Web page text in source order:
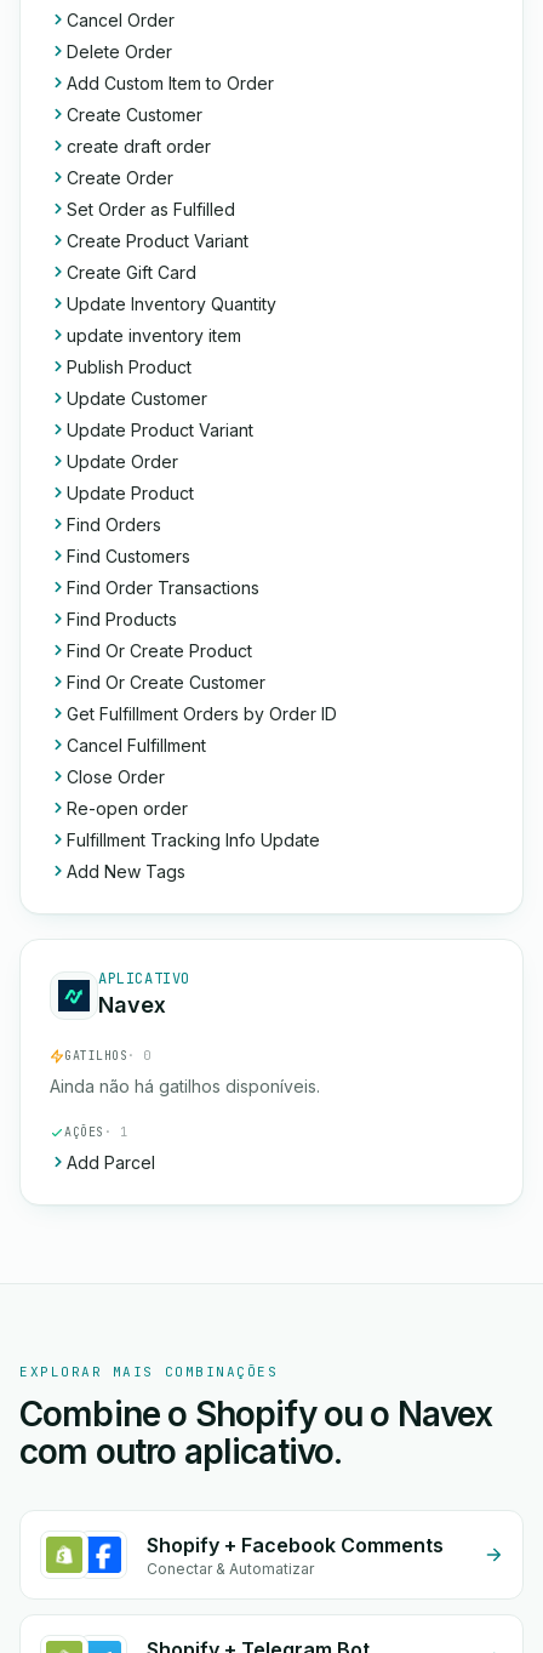
Cancel Order
Delete Order
Add Custom Item to Order
Create Customer
create draft order
Create Order
Set Order as Fulfilled
Create Product Variant
Create Gift Card
Update Inventory Quantity
update inventory item
Publish Product
Update Customer
Update Product Variant
Update Order
Update Product
Find Orders
Find Customers
Find Order Transactions
Find Products
Find Or Create Product
Find Or Create Customer
Get Fulfillment Orders by Order ID
Cancel Fulfillment
Close Order
Re-open order
Fulfillment Tracking Info Update
Add New Tags
APLICATIVO
Navex
GATILHOS · 0
Ainda não há gatilhos disponíveis.
AÇÕES · 1
Add Parcel
EXPLORAR MAIS COMBINAÇÕES
Combine o Shopify ou o Navex
com outro aplicativo.
Shopify + Facebook Comments
Conectar & Automatizar